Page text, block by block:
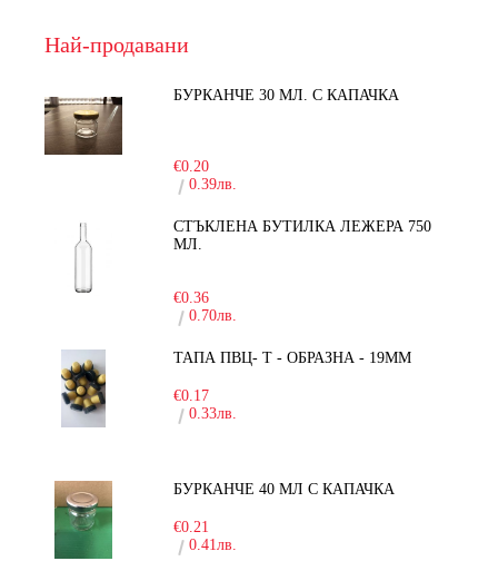
Най-продавани
БУРКАНЧЕ 30 МЛ. С КАПАЧКА
€0.20
0.39лв.
СТЪКЛЕНА БУТИЛКА ЛЕЖЕРА 750
МЛ.
€0.36
0.70лв.
ТАПА ПВЦ- Т - ОБРАЗНА - 19ММ
€0.17
0.33лв.
БУРКАНЧЕ 40 МЛ С КАПАЧКА
€0.21
0.41лв.